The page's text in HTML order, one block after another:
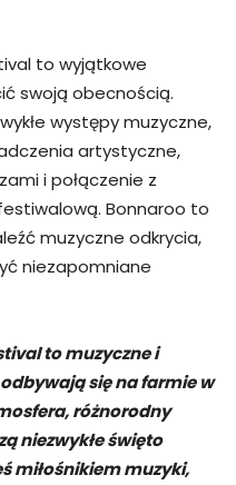
to wyjątkowe
swoją obecnością.
występy muzyczne,
artystyczne,
i połączenie z
Bonnaroo to
muzyczne odkrycia,
niezapomniane
to muzyczne i
się na farmie w
różnorodny
niezwykłe święto
miłośnikiem muzyki,